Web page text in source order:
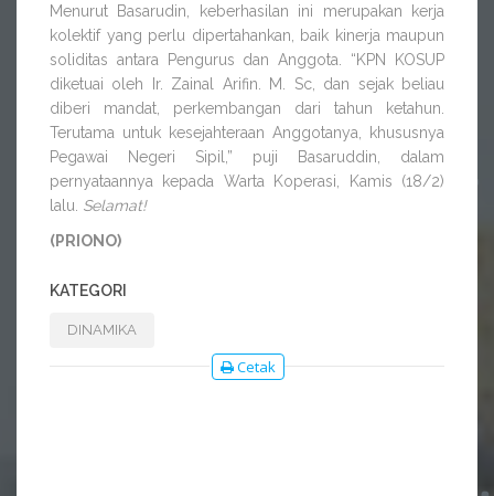
Menurut Basarudin, keberhasilan ini merupakan kerja
kolektif yang perlu dipertahankan, baik kinerja maupun
soliditas antara Pengurus dan Anggota. “KPN KOSUP
diketuai oleh Ir. Zainal Arifin. M. Sc, dan sejak beliau
diberi mandat, perkembangan dari tahun ketahun.
Terutama untuk kesejahteraan Anggotanya, khususnya
Pegawai Negeri Sipil,” puji Basaruddin, dalam
pernyataannya kepada Warta Koperasi, Kamis (18/2)
lalu. Selamat!
(PRIONO)
KATEGORI
DINAMIKA
Cetak